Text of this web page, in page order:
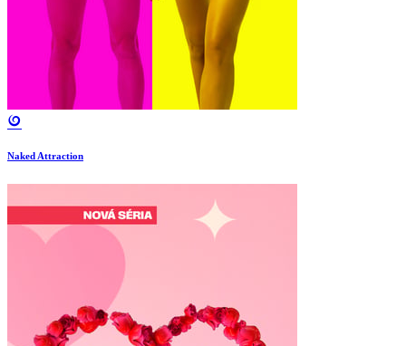
Naked Attraction